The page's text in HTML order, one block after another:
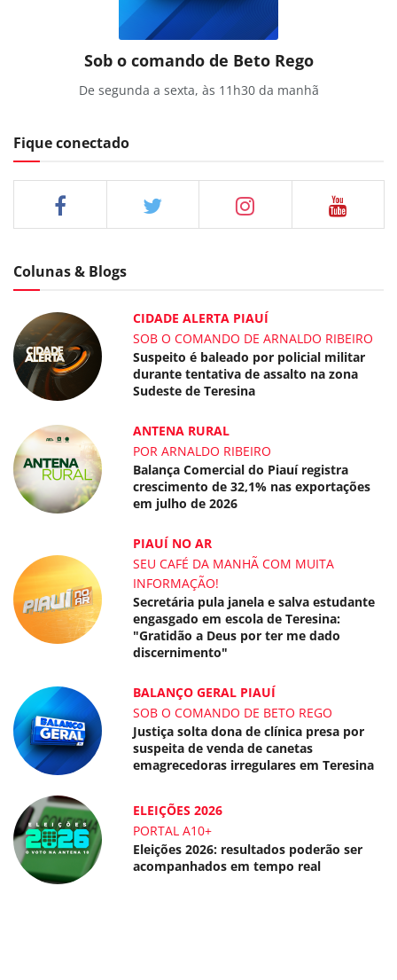
Sob o comando de Beto Rego
De segunda a sexta, às 11h30 da manhã
Fique conectado
Colunas & Blogs
CIDADE ALERTA PIAUÍ
SOB O COMANDO DE ARNALDO RIBEIRO
Suspeito é baleado por policial militar
durante tentativa de assalto na zona
Sudeste de Teresina
ANTENA RURAL
POR ARNALDO RIBEIRO
Balança Comercial do Piauí registra
crescimento de 32,1% nas exportações
em julho de 2026
PIAUÍ NO AR
SEU CAFÉ DA MANHÃ COM MUITA
INFORMAÇÃO!
Secretária pula janela e salva estudante
engasgado em escola de Teresina:
"Gratidão a Deus por ter me dado
discernimento"
BALANÇO GERAL PIAUÍ
SOB O COMANDO DE BETO REGO
Justiça solta dona de clínica presa por
suspeita de venda de canetas
emagrecedoras irregulares em Teresina
ELEIÇÕES 2026
PORTAL A10+
Eleições 2026: resultados poderão ser
acompanhados em tempo real